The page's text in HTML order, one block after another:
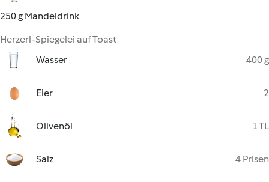
250 g Mandeldrink
Herzerl-Spiegelei auf Toast
Wasser
400 g
Eier 2
Olivenöl 1 TL
Salz 4 Prisen